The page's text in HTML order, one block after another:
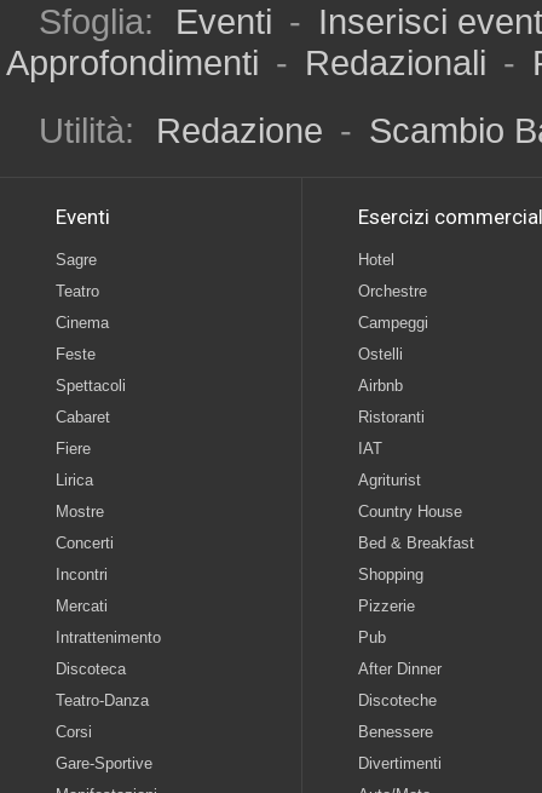
Sfoglia: Eventi - Inserisci
Approfondimenti - Redazionali -
Utilità:
Redazione - Scambio
Eventi
Sagre
Teatro
Cinema
Feste
Spettacoli
Cabaret
Fiere
Lirica
Mostre
Concerti
Incontri
Mercati
Intrattenimento
Discoteca
Teatro-Danza
Corsi
Gare-Sportive
Esercizi
Hotel
Orchestre
Campeggi
Ostelli
Airbnb
Ristoranti
IAT
Agriturist
Country House
Bed & Breakfast
Shopping
Pizzerie
Pub
After Dinner
Discoteche
Benessere
Divertimenti